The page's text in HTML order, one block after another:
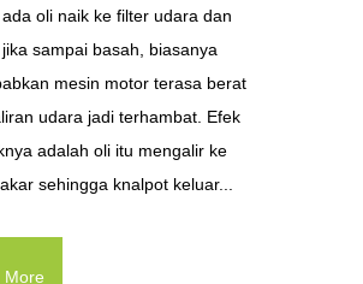
oli naik ke filter udara dan
sampai basah, biasanya
mesin motor terasa berat
udara jadi terhambat. Efek
adalah oli itu mengalir ke
sehingga knalpot keluar...
More